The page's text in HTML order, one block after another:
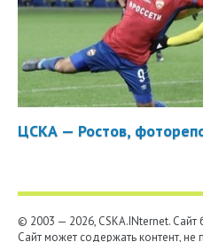
ЦСКА — Ростов,
© 2003 — 2026, CSKA.INternet.
Сайт может содержать контент,